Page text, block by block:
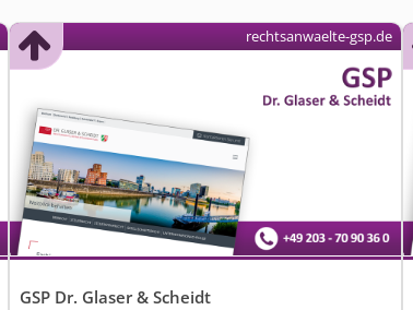
GSP Dr. Glaser & Scheidt
rechtsanwaelte-gsp.de